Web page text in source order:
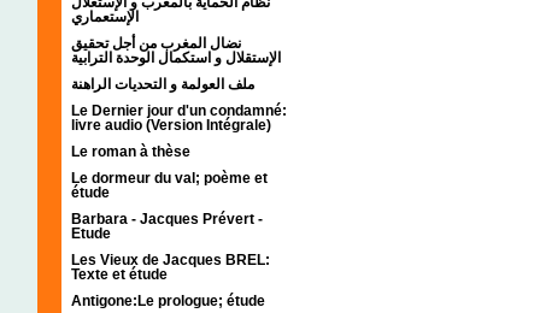
الإستعماري
نضال المغرب من أجل تحقيق
الإستقلال و استكمال الوحدة الترابية
ملف العولمة و التحديات الراهنة
Le Dernier jour d'un condamné:
livre audio (Version Intégrale)
Le roman à thèse
Le dormeur du val; poème et
étude
Barbara - Jacques Prévert -
Etude
Les Vieux de Jacques BREL:
Texte et étude
Antigone:Le prologue; étude